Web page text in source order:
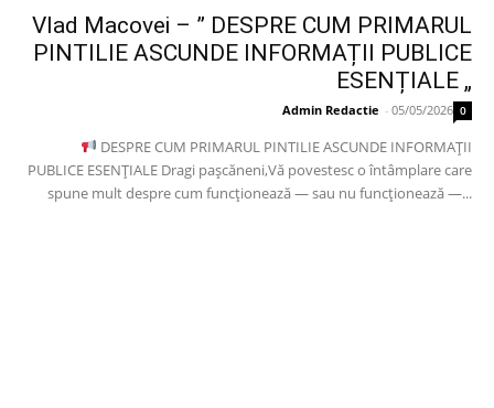
Vlad Macovei – ” DESPRE CUM PRIMARUL
PINTILIE ASCUNDE INFORMAȚII PUBLICE
ESENȚIALE „
Admin Redactie - 05/05/2026 0
DESPRE CUM PRIMARUL PINTILIE ASCUNDE INFORMAȚII
PUBLICE ESENȚIALE Dragi pașcăneni,Vă povestesc o întâmplare care
spune mult despre cum funcționează — sau nu funcționează —...